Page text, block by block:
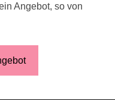
Angebot, so von